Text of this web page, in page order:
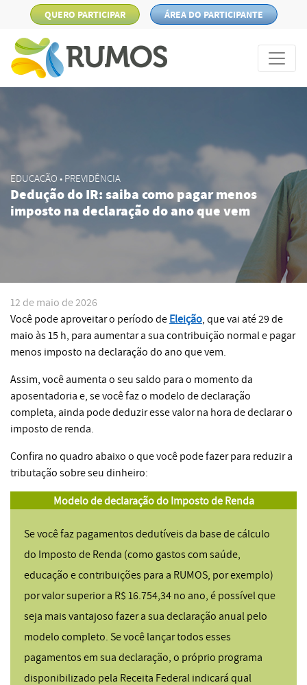
QUERO PARTICIPAR ÁREA DO PARTICIPANTE
EDUCAÇÃO • PREVIDÊNCIA
Dedução do IR: saiba como pagar menos
imposto na declaração do ano que vem
12 de maio de 2026
Você pode aproveitar o período de Eleição, que vai até 29 de
maio às 15 h, para aumentar a sua contribuição normal e pagar
menos imposto na declaração do ano que vem.
Assim, você aumenta o seu saldo para o momento da
aposentadoria e, se você faz o modelo de declaração
completa, ainda pode deduzir esse valor na hora de declarar o
imposto de renda.
Confira no quadro abaixo o que você pode fazer para reduzir a
tributação sobre seu dinheiro:
Modelo de declaração do Imposto de Renda
Se você faz pagamentos dedutíveis da base de cálculo
do Imposto de Renda (como gastos com saúde,
educação e contribuições para a RUMOS, por exemplo)
por valor superior a R$ 16.754,34 no ano, é possível que
seja mais vantajoso fazer a sua declaração anual pelo
modelo completo. Se você lançar todos esses
pagamentos em sua declaração, o próprio programa
disponibilizado pela Receita Federal indicará qual